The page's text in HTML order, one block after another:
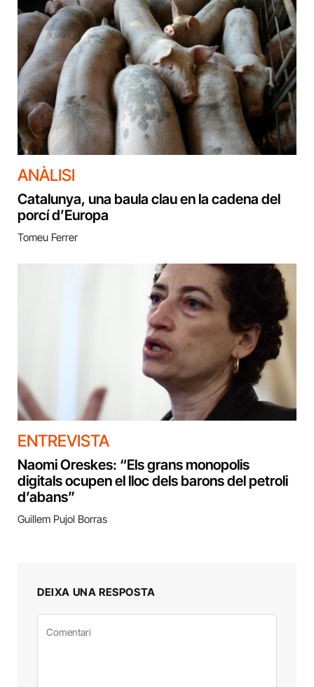
ANÀLISI
Catalunya, una baula clau en la cadena del
porcí d’Europa
Tomeu Ferrer
ENTREVISTA
Naomi Oreskes: “Els grans monopolis
digitals ocupen el lloc dels barons del petroli
d’abans”
Guillem Pujol Borras
DEIXA UNA RESPOSTA